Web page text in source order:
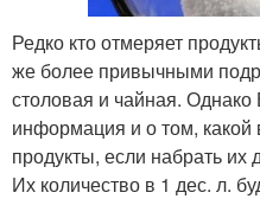
Редко кто отмеряет
же более привычными
столовая и чайная.
информация и о том,
продукты, если набрать их
Их количество в 1 дес. л.